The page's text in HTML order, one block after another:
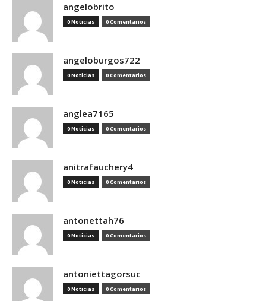
angelobrito
0 Noticias 0 Comentarios
angeloburgos722
0 Noticias 0 Comentarios
anglea7165
0 Noticias 0 Comentarios
anitrafauchery4
0 Noticias 0 Comentarios
antonettah76
0 Noticias 0 Comentarios
antoniettagorsuc
0 Noticias 0 Comentarios